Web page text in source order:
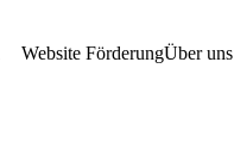
Website FörderungÜber uns